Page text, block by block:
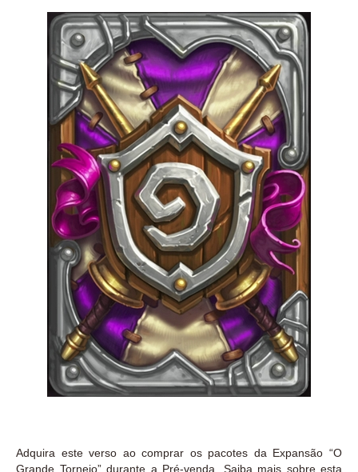
Adquira este verso ao comprar os pacotes da Expansão “O
Grande Torneio” durante a Pré-venda. Saiba mais sobre esta